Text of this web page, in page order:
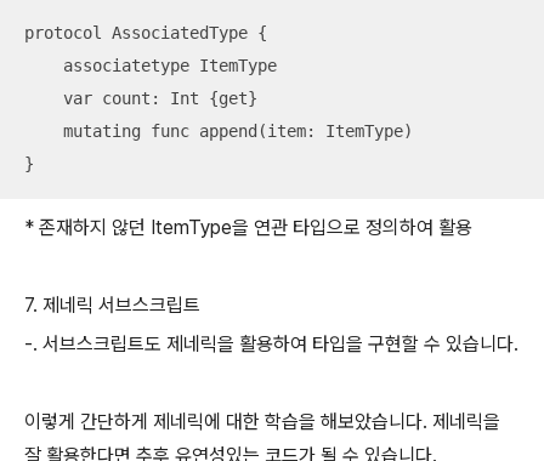
protocol AssociatedType {
    associatetype ItemType
    var count: Int {get}
    mutating func append(item: ItemType)
}
* 존재하지 않던 ItemType을 연관 타입으로 정의하여 활용
7. 제네릭 서브스크립트
-. 서브스크립트도 제네릭을 활용하여 타입을 구현할 수 있습니다.
이렇게 간단하게 제네릭에 대한 학습을 해보았습니다. 제네릭을
잘 활용한다면 추후 유연성있는 코드가 될 수 있습니다.